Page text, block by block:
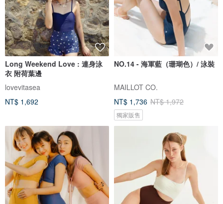
Long Weekend Love : 連身泳
衣 附荷葉邊
lovevitasea
NT$ 1,692
NO.14 - 海軍藍（珊瑚色）/ 泳裝
MAILLOT CO.
NT$ 1,736 NT$ 1,972
獨家販售